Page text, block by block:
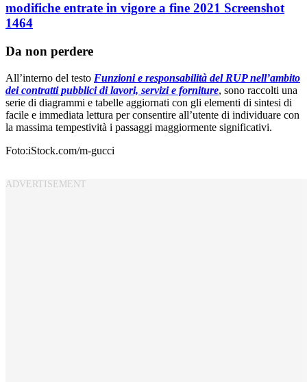
Da non perdere
All’interno del testo Funzioni e responsabilità del RUP nell’ambito
dei contratti pubblici di lavori, servizi e forniture, sono raccolti una
serie di diagrammi e tabelle aggiornati con gli elementi di sintesi di
facile e immediata lettura per consentire all’utente di individuare con
la massima tempestività i passaggi maggiormente significativi.
Foto:iStock.com/m-gucci